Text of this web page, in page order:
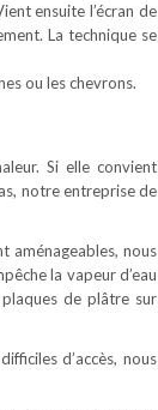
ensuite l’écran de
La technique se
ou les chevrons.
Si elle convient
notre entreprise de
aménageables, nous
la vapeur d’eau
de plâtre sur
d’accès, nous